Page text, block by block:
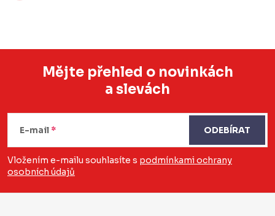
á
a
Mějte přehled o novinkách
a slevách
E-mail
Vložením e-mailu souhlasíte s podmínkami ochrany
osobních údajů
ODEBÍRAT